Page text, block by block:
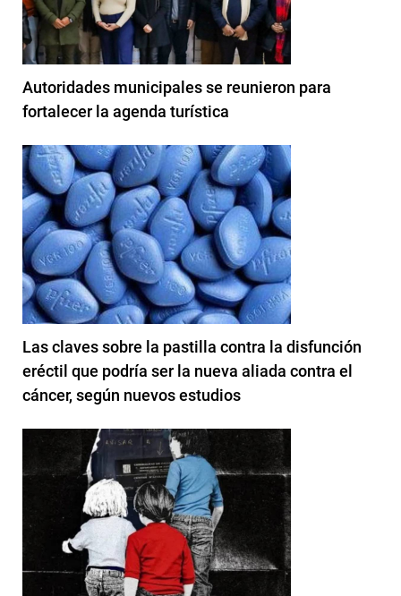
Autoridades municipales se reunieron para
fortalecer la agenda turística
Las claves sobre la pastilla contra la disfunción
eréctil que podría ser la nueva aliada contra el
cáncer, según nuevos estudios